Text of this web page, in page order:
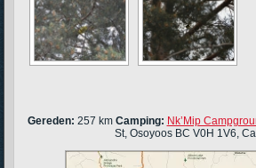
Gereden: 257 km Camping: Nk’Mip
St, Osoyoos BC V0H 1V6,